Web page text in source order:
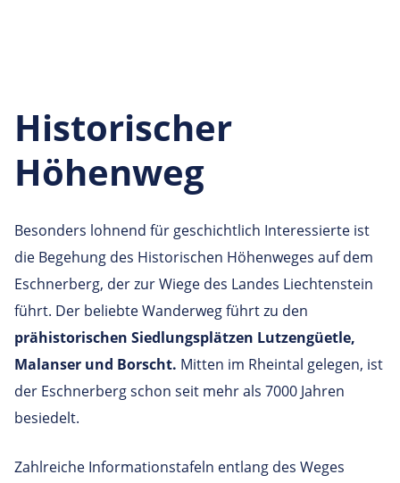
Historischer
Höhenweg
Besonders lohnend für geschichtlich Interessierte ist
die Begehung des Historischen Höhenweges auf dem
Eschnerberg, der zur Wiege des Landes Liechtenstein
führt. Der beliebte Wanderweg führt zu den
prähistorischen Siedlungsplätzen Lutzengüetle,
Malanser und Borscht. Mitten im Rheintal gelegen, ist
der Eschnerberg schon seit mehr als 7000 Jahren
besiedelt.
Zahlreiche Informationstafeln entlang des Weges